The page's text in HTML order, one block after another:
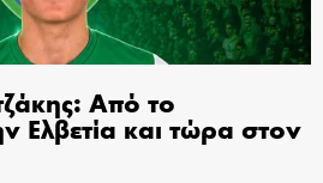
Από το
Ελβετία και τώρα στον